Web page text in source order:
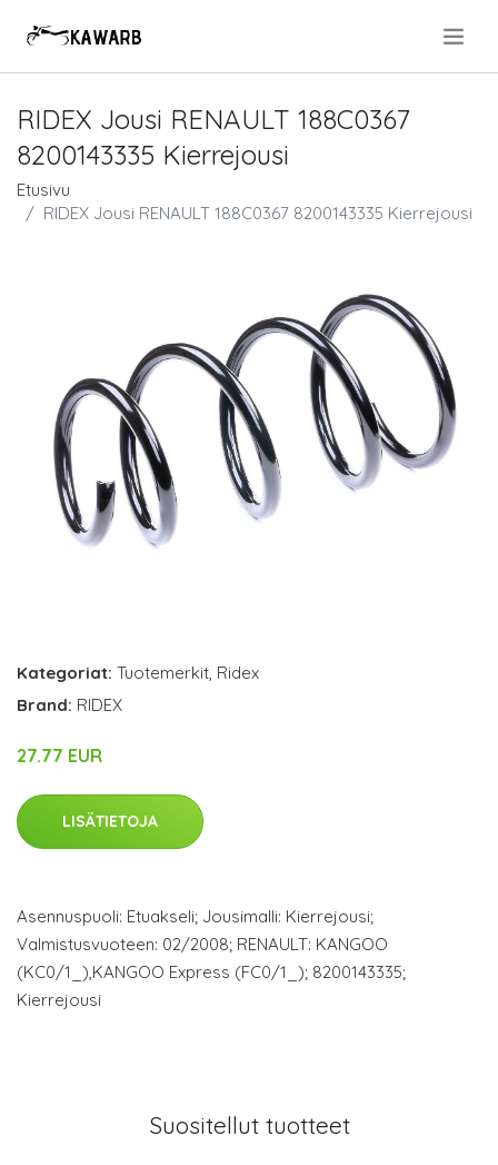
RIDEX Jousi RENAULT 188C0367
8200143335 Kierrejousi
Etusivu
RIDEX Jousi RENAULT 188C0367 8200143335 Kierrejousi
Kategoriat: Tuotemerkit Ridex
Brand: RIDEX
27.77 EUR
LISÄTIETOJA
Asennuspuoli: Etuakseli; Jousimalli: Kierrejousi;
Valmistusvuoteen: 02/2008; RENAULT: KANGOO
(KC0/1_),KANGOO Express (FC0/1_); 8200143335;
Kierrejousi
Suositellut tuotteet